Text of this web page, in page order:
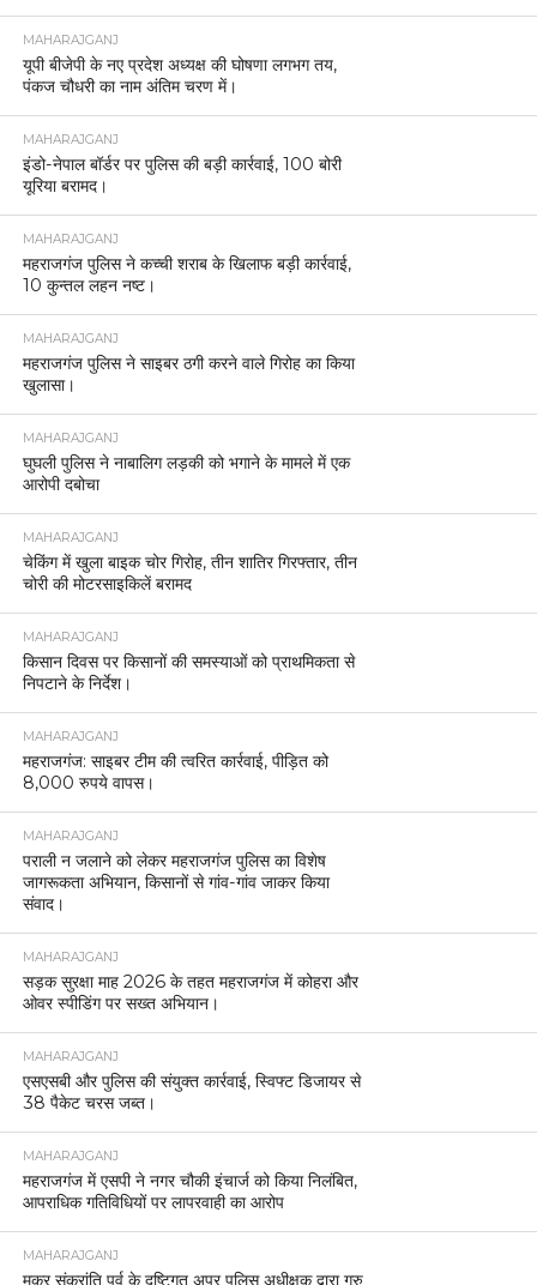
MAHARAJGANJ
यूपी बीजेपी के नए प्रदेश अध्यक्ष की घोषणा लगभग तय,
पंकज चौधरी का नाम अंतिम चरण में।
MAHARAJGANJ
इंडो-नेपाल बॉर्डर पर पुलिस की बड़ी कार्रवाई, 100 बोरी
यूरिया बरामद।
MAHARAJGANJ
महराजगंज पुलिस ने कच्ची शराब के खिलाफ बड़ी कार्रवाई,
10 कुन्तल लहन नष्ट।
MAHARAJGANJ
महराजगंज पुलिस ने साइबर ठगी करने वाले गिरोह का किया
खुलासा।
MAHARAJGANJ
घुघली पुलिस ने नाबालिग लड़की को भगाने के मामले में एक
आरोपी दबोचा
MAHARAJGANJ
चेकिंग में खुला बाइक चोर गिरोह, तीन शातिर गिरफ्तार, तीन
चोरी की मोटरसाइकिलें बरामद
MAHARAJGANJ
किसान दिवस पर किसानों की समस्याओं को प्राथमिकता से
निपटाने के निर्देश।
MAHARAJGANJ
महराजगंज: साइबर टीम की त्वरित कार्रवाई, पीड़ित को
8,000 रुपये वापस।
MAHARAJGANJ
पराली न जलाने को लेकर महराजगंज पुलिस का विशेष
जागरूकता अभियान, किसानों से गांव-गांव जाकर किया
संवाद।
MAHARAJGANJ
सड़क सुरक्षा माह 2026 के तहत महराजगंज में कोहरा और
ओवर स्पीडिंग पर सख्त अभियान।
MAHARAJGANJ
एसएसबी और पुलिस की संयुक्त कार्रवाई, स्विफ्ट डिजायर से
38 पैकेट चरस जब्त।
MAHARAJGANJ
महराजगंज में एसपी ने नगर चौकी इंचार्ज को किया निलंबित,
आपराधिक गतिविधियों पर लापरवाही का आरोप
MAHARAJGANJ
मकर संक्रांति पर्व के दृष्टिगत अपर पुलिस अधीक्षक द्वारा गुरु